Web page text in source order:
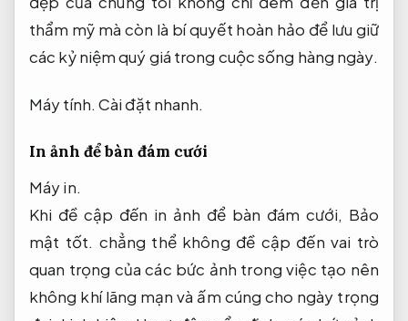
thẩm mỹ mà còn là bí quyết hoàn hảo để lưu giữ
các kỷ niệm quý giá trong cuộc sống hàng ngày.
Máy tính. Cài đặt nhanh.
In ảnh để bàn đám cưới
Máy in.
Khi đề cập đến in ảnh để bàn đám cưới, Bảo
mật tốt. chẳng thể không đề cập đến vai trò
quan trọng của các bức ảnh trong việc tạo nên
không khí lãng mạn và ấm cúng cho ngày trọng